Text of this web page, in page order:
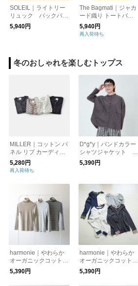
SOLEIL｜ライトリー
リュック バックパッ
ク/トラベルバッグ/軽
量/撥水 トラベルグッ
5,940円
The Bagmati｜ジャカ
ード織り トートバッ
グ an-220202-yo
5,940円
再入荷待ち
冬のおしゃれを楽しむトップス
MILLER｜コットン パ
ネル リブ カーディガ
ン 851c-tr
5,280円
再入荷待ち
D*g*y｜バンドカラー
シャツジャケット 1
6Wコーデュロイ D9
026
5,390円
harmonie｜やわらか
オーガニックコットン
100％ タートルネッ
ク ボーダー
5,390円
harmonie｜やわらか
オーガニックコットン
100％バイカラーロン
5,390円